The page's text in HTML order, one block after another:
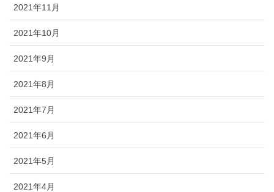
2021年11月
2021年10月
2021年9月
2021年8月
2021年7月
2021年6月
2021年5月
2021年4月